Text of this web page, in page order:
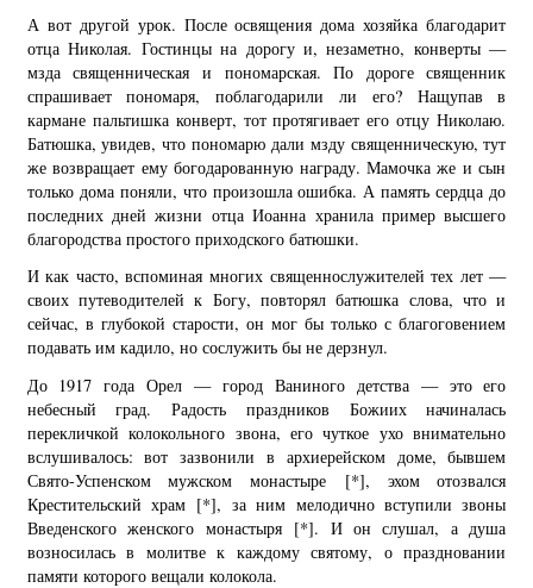
А вот другой урок. После освящения дома хозяйка благодарит
отца Николая. Гостинцы на дорогу и, незаметно, конверты —
мзда священническая и пономарская. По дороге священник
спрашивает пономаря, поблагодарили ли его? Нащупав в
кармане пальтишка конверт, тот протягивает его отцу Николаю.
Батюшка, увидев, что пономарю дали мзду священническую, тут
же возвращает ему богодарованную награду. Мамочка же и сын
только дома поняли, что произошла ошибка. А память сердца до
последних дней жизни отца Иоанна хранила пример высшего
благородства простого приходского батюшки.
И как часто, вспоминая многих священнослужителей тех лет —
своих путеводителей к Богу, повторял батюшка слова, что и
сейчас, в глубокой старости, он мог бы только с благоговением
подавать им кадило, но сослужить бы не дерзнул.
До 1917 года Орел — город Ваниного детства — это его
небесный град. Радость праздников Божиих начиналась
перекличкой колокольного звона, его чуткое ухо внимательно
вслушивалось: вот зазвонили в архиерейском доме, бывшем
Свято-Успенском мужском монастыре [*], эхом отозвался
Крестительский храм [*], за ним мелодично вступили звоны
Введенского женского монастыря [*]. И он слушал, а душа
возносилась в молитве к каждому святому, о праздновании
памяти которого вещали колокола.